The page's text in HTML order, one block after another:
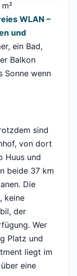
WLAN –
und
ein Bad,
Balkon
Sonne wenn
sind
von dort
Huus und
beide 37 km
Die
keine
der
Wer
Platz und
liegt im
eine